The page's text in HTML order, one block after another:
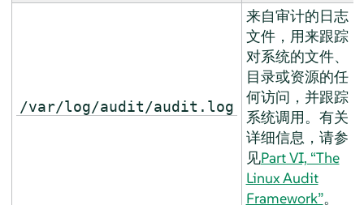
/var/log/audit/audit.log
来自审计的日志
文件，用来跟踪
对系统的文件、
目录或资源的任
何访问，并跟踪
系统调用。有关
详细信息，请参
见Part VI, “The
Linux Audit
Framework”。